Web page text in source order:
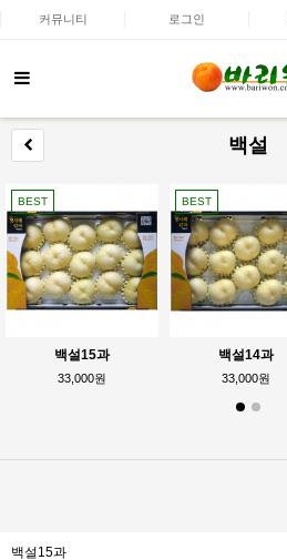
커뮤니티 로그인
백설
BEST
백설15과
33,000원
BEST
백설14과
33,000원
백설15과